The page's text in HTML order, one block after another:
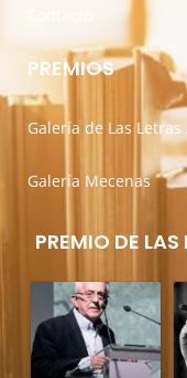
PREMIOS
Galería de Las
Galería Mecenas
PREMIO DE